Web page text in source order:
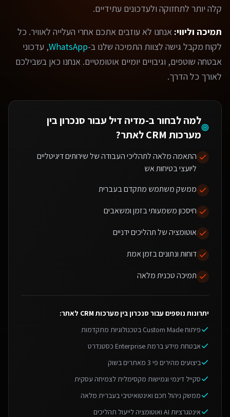
קלה יותר לתחזוקה ולעדכונים עתידיים.
תמיכה וליווי: אנחנו לא עוזבים אתכם אחרי העלייה לאוויר. כל
לקוח מקבל גישה לצוות התמיכה שלנו ב-WhatsApp, עדכוני
אבטחה שוטפים, וגיבויים יומיים אוטומטיים. אנחנו כאן בשבילכם
לאורך כל הדרך.
למה לבחור ב-מדיה דיל עבור סנכרון בין
מערכות CRM לאתר
?
התאמה מלאה לתהליכי העבודה של שירותים דיגיטליים
ליועצי בטיחות אש
ממשק משתמש מתקדם בעברית
חיסכון משמעותי בזמן ומשאבים
אוטומציה של תהליכים ידניים
דוחות ונתונים בזמן אמת
תמיכה טכנית מלאה
יתרונות נוספים עבור סנכרון בין מערכות CRM לאתר
:
פיתוח Custom Made בטכנולוגיות מתקדמות
אבטחת מידע ברמת Enterprise כסטנדרט
ביצועים מהירים פי 3 מאתרים בשוק
סקייל דינמי וגמישות מקסימלית לצמיחה עסקית
ממשק ניהול חכם ואינטואיטיבי בעברית מלאה
אינטגרציות AI ואוטומציה לייעול תהליכים